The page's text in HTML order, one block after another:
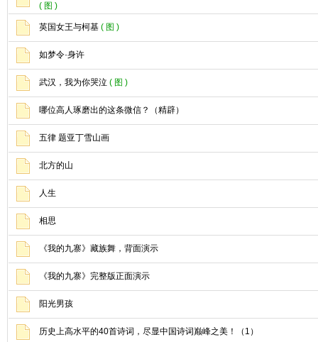
( 图 )
英国女王与柯基 ( 图 )
如梦令·身许
武汉，我为你哭泣 ( 图 )
哪位高人琢磨出的这条微信？（精辟）
五律 题亚丁雪山画
北方的山
人生
相思
《我的九寨》藏族舞，背面演示
《我的九寨》完整版正面演示
阳光男孩
历史上高水平的40首诗词，尽显中国诗词巅峰之美！（1）